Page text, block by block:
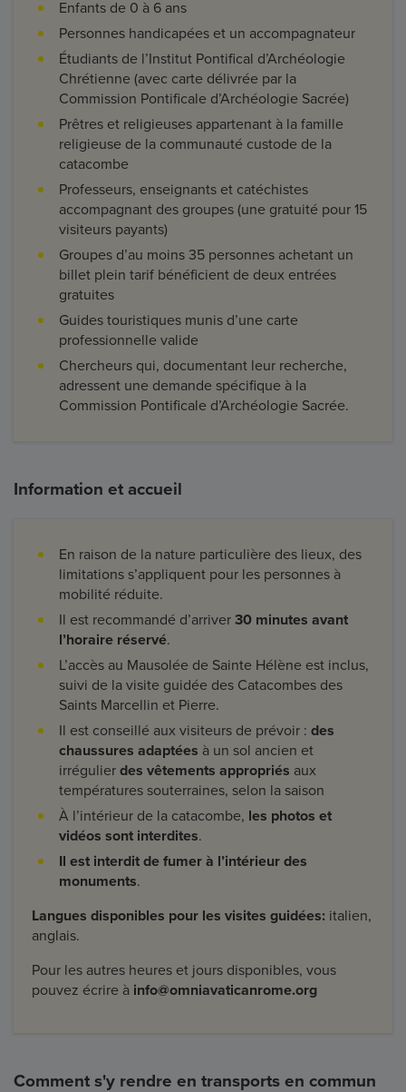
Enfants de 0 à 6 ans
Personnes handicapées et un accompagnateur
Étudiants de l’Institut Pontifical d’Archéologie
Chrétienne (avec carte délivrée par la
Commission Pontificale d’Archéologie Sacrée)
Prêtres et religieuses appartenant à la famille
religieuse de la communauté custode de la
catacombe
Professeurs, enseignants et catéchistes
accompagnant des groupes (une gratuité pour 15
visiteurs payants)
Groupes d’au moins 35 personnes achetant un
billet plein tarif bénéficient de deux entrées
gratuites
Guides touristiques munis d’une carte
professionnelle valide
Chercheurs qui, documentant leur recherche,
adressent une demande spécifique à la
Commission Pontificale d’Archéologie Sacrée.
Information et accueil
En raison de la nature particulière des lieux, des
limitations s’appliquent pour les personnes à
mobilité réduite.
Il est recommandé d’arriver 30 minutes avant
l’horaire réservé.
L’accès au Mausolée de Sainte Hélène est inclus,
suivi de la visite guidée des Catacombes des
Saints Marcellin et Pierre.
Il est conseillé aux visiteurs de prévoir : des
chaussures adaptées à un sol ancien et
irrégulier des vêtements appropriés aux
températures souterraines, selon la saison
À l’intérieur de la catacombe, les photos et
vidéos sont interdites.
Il est interdit de fumer à l’intérieur des
monuments.
Langues disponibles pour les visites guidées: italien,
anglais.
Pour les autres heures et jours disponibles, vous
pouvez écrire à info@omniavaticanrome.org
Comment s'y rendre en transports en commun